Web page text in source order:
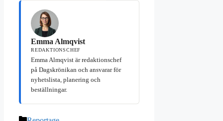
Emma Almqvist
REDAKTIONSCHEF
Emma Almqvist är redaktionschef
på Dagskrönikan och ansvarar för
nyhetslista, planering och
beställningar.
Kategorier